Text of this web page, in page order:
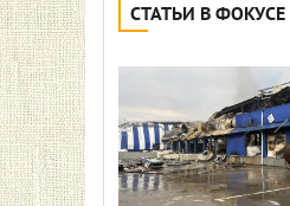
СТАТЬИ В ФОКУСЕ